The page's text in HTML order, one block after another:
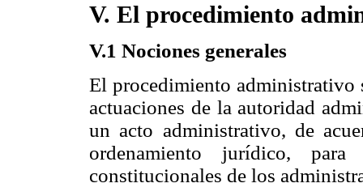
V. El procedimiento
V.1 Nociones generales
El procedimiento administrativo
actuaciones de la autoridad
un acto administrativo, de
ordenamiento jurídico,
constitucionales de los